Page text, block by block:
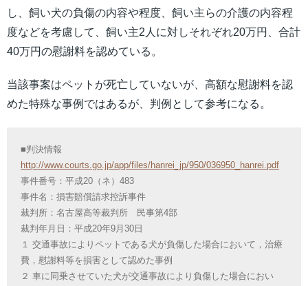
し、飼い犬の負傷の内容や程度、飼い主らの介護の内容程
度などを考慮して、飼い主2人に対しそれぞれ20万円、合計
40万円の慰謝料を認めている。
当該事案はペットが死亡していないが、高額な慰謝料を認
めた特殊な事例ではあるが、判例として参考になる。
■判決情報
http://www.courts.go.jp/app/files/hanrei_jp/950/036950_hanrei.pdf
事件番号：平成20（ネ）483
事件名：損害賠償請求控訴事件
裁判所：名古屋高等裁判所 民事第4部
裁判年月日：平成20年9月30日
１ 交通事故によりペットである犬が負傷した場合において，治療
費，慰謝料等を損害として認めた事例
２ 車に同乗させていた犬が交通事故により負傷した場合におい